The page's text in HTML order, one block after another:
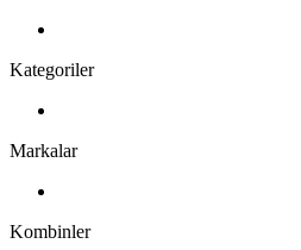
Kategoriler
Markalar
Kombinler